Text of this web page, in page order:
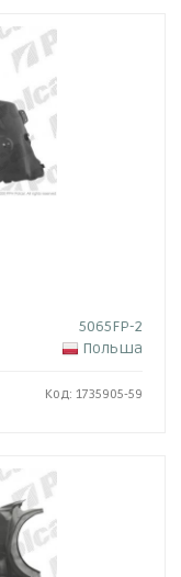
5065FP-2
Польша
Код: 1735905-59